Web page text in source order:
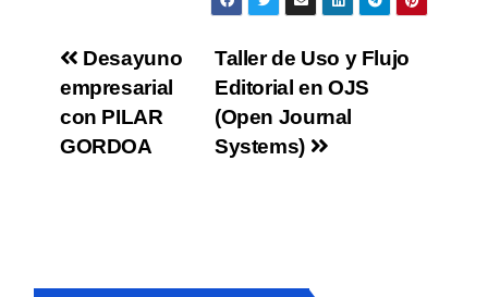
Taller de Uso y Flujo
Editorial en OJS
(Open Journal
Systems)
Desayuno
empresarial
con PILAR
GORDOA